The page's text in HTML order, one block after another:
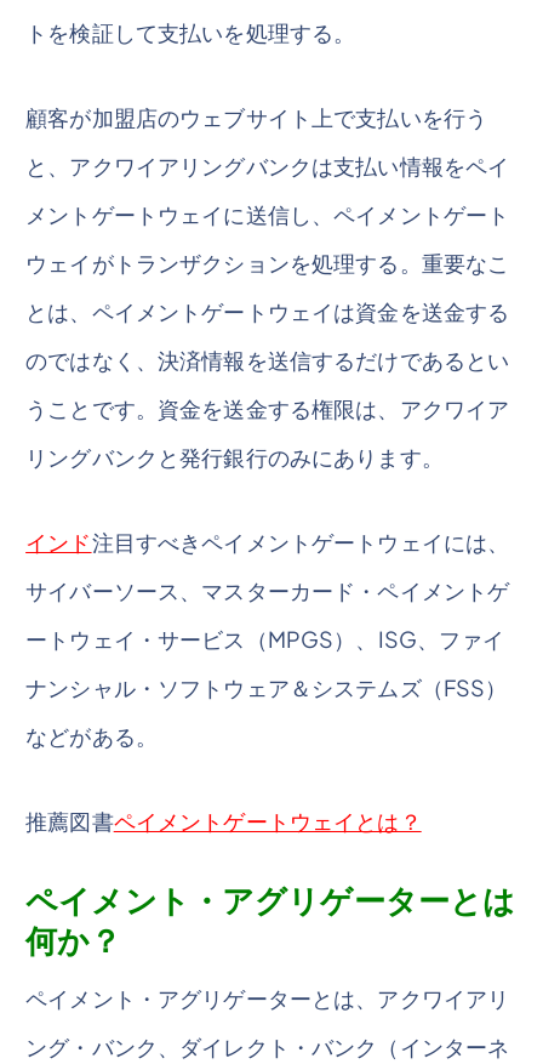
トを検証して支払いを処理する。
顧客が加盟店のウェブサイト上で支払いを行う
と、アクワイアリングバンクは支払い情報をペイ
メントゲートウェイに送信し、ペイメントゲート
ウェイがトランザクションを処理する。重要なこ
とは、ペイメントゲートウェイは資金を送金する
のではなく、決済情報を送信するだけであるとい
うことです。資金を送金する権限は、アクワイア
リングバンクと発行銀行のみにあります。
インド注目すべきペイメントゲートウェイには、
サイバーソース、マスターカード・ペイメントゲ
ートウェイ・サービス（MPGS）、ISG、ファイ
ナンシャル・ソフトウェア＆システムズ（FSS）
などがある。
推薦図書ペイメントゲートウェイとは？
ペイメント・アグリゲーターとは
何か？
ペイメント・アグリゲーターとは、アクワイアリ
ング・バンク、ダイレクト・バンク（インターネ